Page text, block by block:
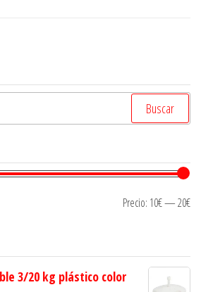
Precio: 10€—20€
3/20 kg plástico color